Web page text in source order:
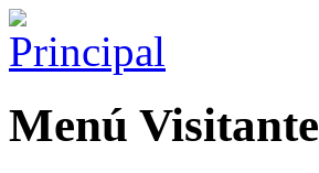
Menú Visitante